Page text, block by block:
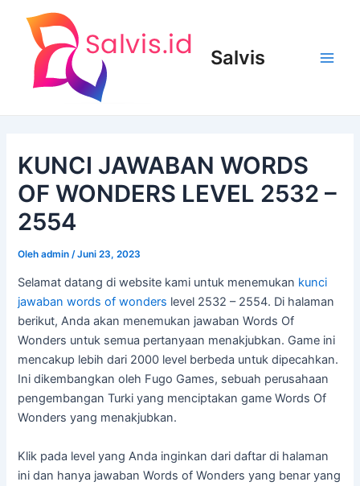
konten
Salvis
KUNCI JAWABAN WORDS
OF WONDERS LEVEL 2532 –
2554
Olehadmin/Juni 23, 2023
Selamat datang di website kami untuk menemukan kunci
jawaban words of wonders level 2532 – 2554. Di halaman
berikut, Anda akan menemukan jawaban Words Of
Wonders untuk semua pertanyaan menakjubkan. Game ini
mencakup lebih dari 2000 level berbeda untuk dipecahkan.
Ini dikembangkan oleh Fugo Games, sebuah perusahaan
pengembangan Turki yang menciptakan game Words Of
Wonders yang menakjubkan.
Klik pada level yang Anda inginkan dari daftar di halaman
ini dan hanya jawaban Words of Wonders yang benar yang